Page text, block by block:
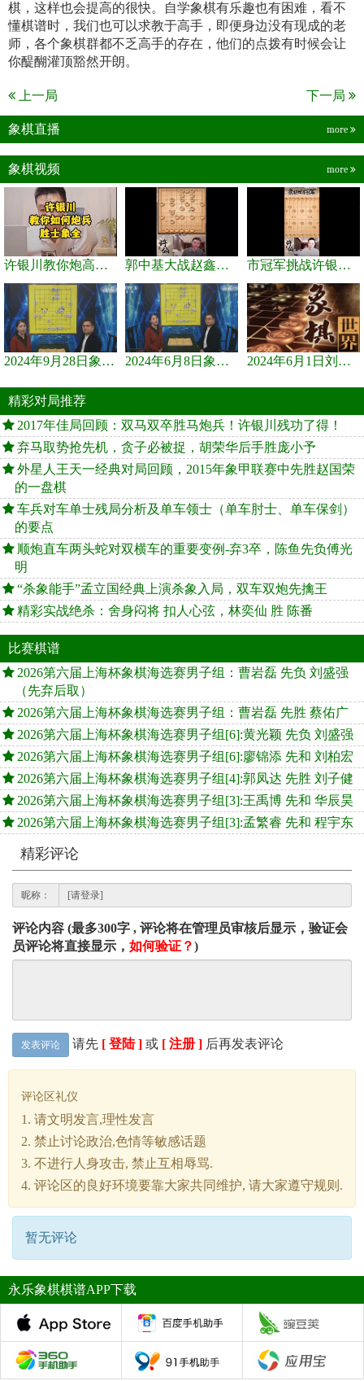
棋，这样也会提高的很快。自学象棋有乐趣也有困难，看不
懂棋谱时，我们也可以求教于高手，即便身边没有现成的老
师，各个象棋群都不乏高手的存在，他们的点拨有时候会让
你醍醐灌顶豁然开朗。
上一局 下一局
象棋直播 more
象棋视频 more
许银川教你炮高兵士象全如何赢士象全，简单四步即可 郭中基大战赵鑫鑫，许银川激情讲解 市冠军挑战许银川，急进中兵变化真激烈！
2024年9月28日象棋世界栏目，刘君、蒋川讲解了第九届杨官璘杯象棋... 2024年6月8日象棋世界，刘君、蒋川讲解了第九届杨官璘杯全国象棋... 2024年6月1日刘君、蒋川讲解第三届上海杯象棋大师赛谢靖与李少庚...
精彩对局推荐
2017年佳局回顾：双马双卒胜马炮兵！许银川残功了得！
弃马取势抢先机，贪子必被捉，胡荣华后手胜庞小予
外星人王天一经典对局回顾，2015年象甲联赛中先胜赵国荣
的一盘棋
车兵对车单士残局分析及单车领士（单车肘士、单车保剑）
的要点
顺炮直车两头蛇对双横车的重要变例-弃3卒，陈鱼先负傅光
明
“杀象能手”孟立国经典上演杀象入局，双车双炮先擒王
精彩实战绝杀：舍身闷将 扣人心弦，林奕仙 胜 陈番
比赛棋谱
2026第六届上海杯象棋海选赛男子组：曹岩磊 先负 刘盛强
（先弃后取）
2026第六届上海杯象棋海选赛男子组：曹岩磊 先胜 蔡佑广
2026第六届上海杯象棋海选赛男子组[6]:黄光颖 先负 刘盛强
2026第六届上海杯象棋海选赛男子组[6]:廖锦添 先和 刘柏宏
2026第六届上海杯象棋海选赛男子组[4]:郭凤达 先胜 刘子健
2026第六届上海杯象棋海选赛男子组[3]:王禹博 先和 华辰昊
2026第六届上海杯象棋海选赛男子组[3]:孟繁睿 先和 程宇东
精彩评论
昵称：
评论内容 (最多300字 , 评论将在管理员审核后显示，验证会
员评论将直接显示， 如何验证？)
发表评论 请先 [ 登陆 ] 或 [ 注册 ] 后再发表评论
评论区礼仪
1. 请文明发言,理性发言
2. 禁止讨论政治,色情等敏感话题
3. 不进行人身攻击, 禁止互相辱骂.
4. 评论区的良好环境要靠大家共同维护, 请大家遵守规则.
暂无评论
永乐象棋棋谱APP下载